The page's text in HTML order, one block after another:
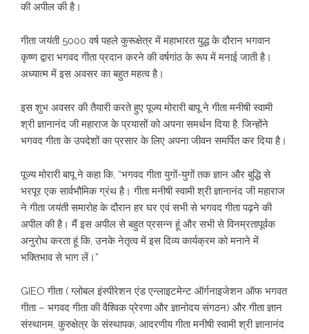
की अपील की है।
गीता जयंती 5000 वर्ष पहले कुरूक्षेत्र में महाभारत युद्ध के दौरान भगवान
कृष्ण द्वारा भगवद गीता प्रदान करने की वर्षगांठ के रूप में मनाई जाती है।
अध्यात्म में इस अवसर का बहुत महत्व है।
इस शुभ अवसर की तैयारी करते हुए पूज्य मोरारी बापू ने गीता मनीषी स्वामी
श्री ज्ञानानंद जी महाराज के प्रयासों को अपना समर्थन दिया है, जिन्होंने
भगवद गीता के उपदेशों का प्रसार के लिए अपना जीवन समर्पित कर दिया है।
पूज्य मोरारी बापू ने कहा कि, “भगवद गीता युगों-युगों तक ज्ञान और बुद्धि से
भरपूर एक सार्वभौमिक ग्रंथ है। गीता मनीषी स्वामी श्री ज्ञानानंद जी महाराज
ने गीता जयंती समारोह के दौरान हर घर एवं सभी से भगवद गीता पढ़ने की
अपील की है। मैं इस अपील से बहुत प्रसन्न हूं और सभी से विनम्रतापूर्वक
अनुरोध करता हूं कि, उनके नेतृत्व में इस दिव्य कार्यक्रम को मनाने में
भक्तिभाव से भाग लें।”
GIEO गीता ( ग्लोबल इंस्पीरेशन एंड एन्लाइटमेन्ट ऑर्गनाइजेशन ऑफ भगवत
गीता – भगवद गीता की वैश्विक प्रेरणा और ज्ञानोदय संगठन) और गीता ज्ञान
संस्थानम, कुरुक्षेत्र के संस्थापक, आदरणीय गीता मनीषी स्वामी श्री ज्ञानानंद